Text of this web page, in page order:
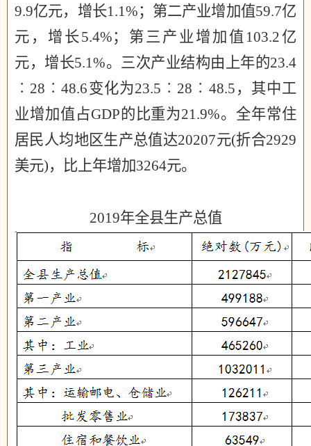
9.9亿元，增长1.1%；第二产业增加值59.7亿
元，增长5.4%；第三产业增加值 103.2亿
元，增长5.1%。三次产业结构由上年的23.4
︰ 28 ︰48.6变化为23.5 ︰ 28 ︰ 48.5 ，其中工
业增加值占GDP的比重为21.9%。全年常住
居民人均地区生产总值达20207元(折合2929
美元)，比上年增加3264元。
2019年全县生产总值